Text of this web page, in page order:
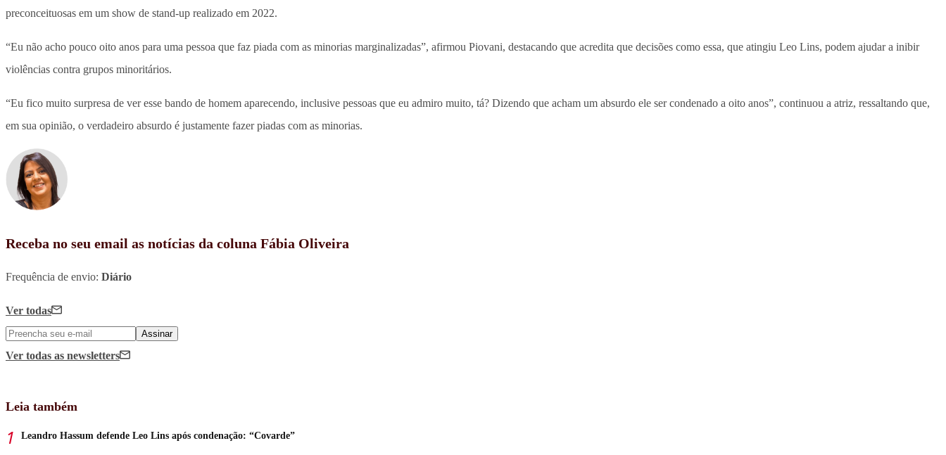
preconceituosas em um show de stand-up realizado em 2022.
“Eu não acho pouco oito anos para uma pessoa que faz piada com as minorias marginalizadas”, afirmou Piovani, destacando que acredita que decisões como essa, que atingiu Leo Lins, podem ajudar a inibir
violências contra grupos minoritários.
“Eu fico muito surpresa de ver esse bando de homem aparecendo, inclusive pessoas que eu admiro muito, tá? Dizendo que acham um absurdo ele ser condenado a oito anos”, continuou a atriz, ressaltando que,
em sua opinião, o verdadeiro absurdo é justamente fazer piadas com as minorias.
Receba no seu email as notícias da coluna Fábia Oliveira
Frequência de envio: Diário
Ver todas
Assinar
Ver todas as newsletters
Leia também
Leandro Hassum defende Leo Lins após condenação: “Covarde”